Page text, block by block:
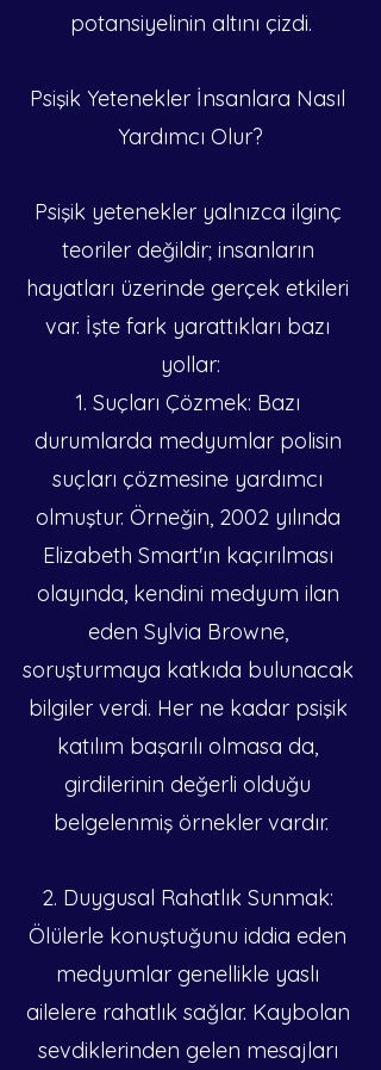
potansiyelinin altını çizdi.
Psişik Yetenekler İnsanlara Nasıl
Yardımcı Olur?
Psişik yetenekler yalnızca ilginç
teoriler değildir; insanların
hayatları üzerinde gerçek etkileri
var. İşte fark yarattıkları bazı
yollar:
1. Suçları Çözmek: Bazı
durumlarda medyumlar polisin
suçları çözmesine yardımcı
olmuştur. Örneğin, 2002 yılında
Elizabeth Smart'ın kaçırılması
olayında, kendini medyum ilan
eden Sylvia Browne,
soruşturmaya katkıda bulunacak
bilgiler verdi. Her ne kadar psişik
katılım başarılı olmasa da,
girdilerinin değerli olduğu
belgelenmiş örnekler vardır.
2. Duygusal Rahatlık Sunmak:
Ölülerle konuştuğunu iddia eden
medyumlar genellikle yaslı
ailelere rahatlık sağlar. Kaybolan
sevdiklerinden gelen mesajları